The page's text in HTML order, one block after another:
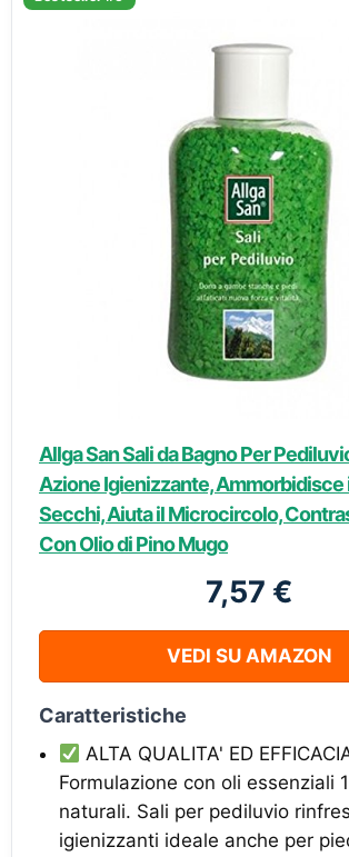
Allga San Sali da Bagno Per
Azione Igienizzante, Ammorbidisce
Secchi, Aiuta il Microcircolo,
Con Olio di Pino Mugo
7,57 €
VEDI SU AMAZON
Caratteristiche
ALTA QUALITA' ED
Formulazione con oli essenziali
naturali. Sali per pediluvio
igienizzanti ideale anche per